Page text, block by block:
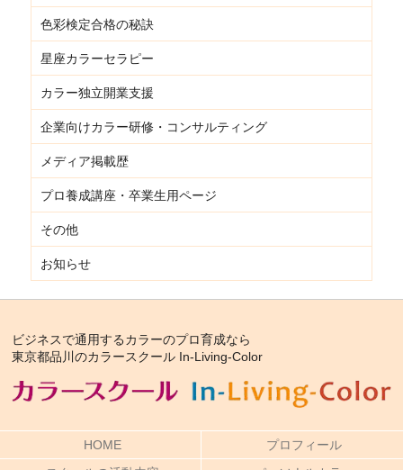
色彩検定合格の秘訣
星座カラーセラピー
カラー独立開業支援
企業向けカラー研修・コンサルティング
メディア掲載歴
プロ養成講座・卒業生用ページ
その他
お知らせ
ビジネスで通用するカラーのプロ育成なら
東京都品川のカラースクール In-Living-Color
HOME
プロフィール